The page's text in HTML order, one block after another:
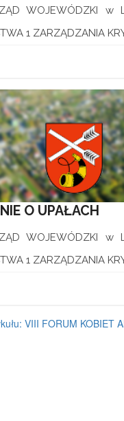
WOJEWÓDZKI w
1 ZARZĄDZANIA
O UPAŁACH
WOJEWÓDZKI w
1 ZARZĄDZANIA